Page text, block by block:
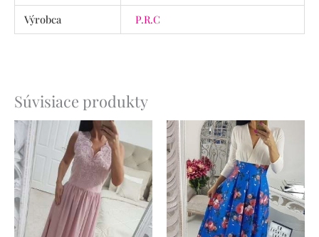
Výrobca
P.R.C
Súvisiace produkty